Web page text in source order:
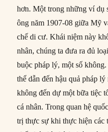
hơn. Một trong những ví dụ
ông năm 1907-08 giữa Mỹ
chế di cư. Khái niệm này
nhân, chúng ta đưa ra đủ
buộc pháp lý, một số
thể dẫn đến hậu quả pháp
không đến dự một bữa tiệc
cá nhân. Trong quan hệ
trị thực sự khi thực hiện các